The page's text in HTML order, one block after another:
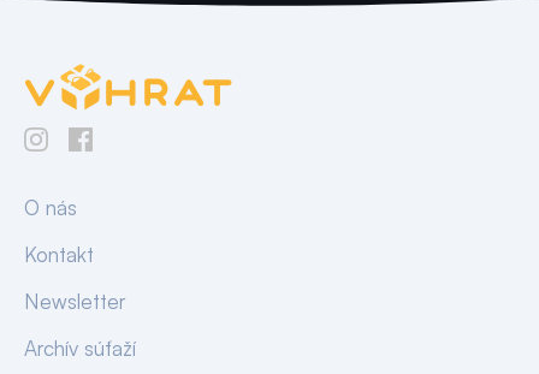
O nás
Kontakt
Newsletter
Archív súťaží